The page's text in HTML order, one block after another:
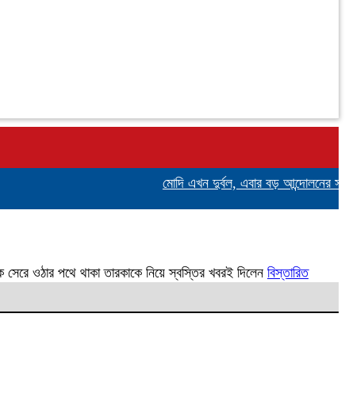
মোদি এখন দুর্বল, এবার বড় আন্দোলনের
ওঠার পথে থাকা তারকাকে নিয়ে স্বস্তির খবরই দিলেন বিস্তারিত